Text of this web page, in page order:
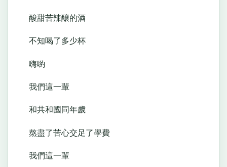
酸甜苦辣釀的酒
不知喝了多少杯
嗨喲
我們這一輩
和共和國同年歲
熬盡了苦心交足了學費
我們這一輩